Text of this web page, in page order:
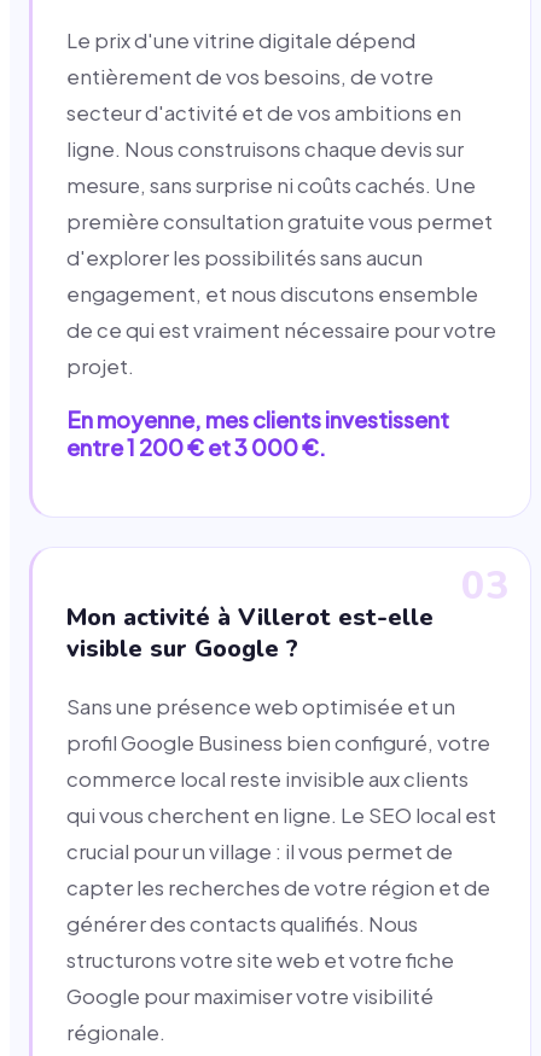
Le prix d'une vitrine digitale dépend
entièrement de vos besoins, de votre
secteur d'activité et de vos ambitions en
ligne. Nous construisons chaque devis sur
mesure, sans surprise ni coûts cachés. Une
première consultation gratuite vous permet
d'explorer les possibilités sans aucun
engagement, et nous discutons ensemble
de ce qui est vraiment nécessaire pour votre
projet.
En moyenne, mes clients investissent
entre 1 200 € et 3 000 €.
03
Mon activité à Villerot est-elle
visible sur Google ?
Sans une présence web optimisée et un
profil Google Business bien configuré, votre
commerce local reste invisible aux clients
qui vous cherchent en ligne. Le SEO local est
crucial pour un village : il vous permet de
capter les recherches de votre région et de
générer des contacts qualifiés. Nous
structurons votre site web et votre fiche
Google pour maximiser votre visibilité
régionale.